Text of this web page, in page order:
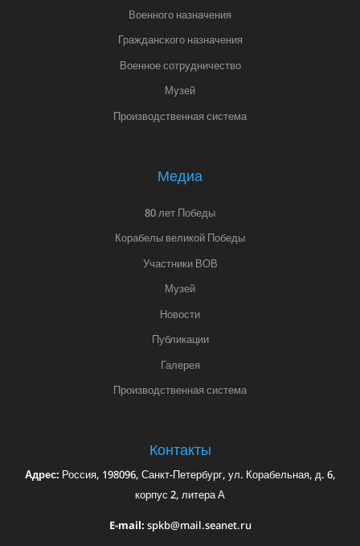
Военного назначения
Гражданского назначения
Военное сотрудничество
Музей
Производственная система
Медиа
80 лет Победы
Корабелы великой Победы
Участники ВОВ
Музей
Новости
Публикации
Галерея
Производственная система
Контакты
Адрес: Россия, 198096, Санкт-Петербург, ул. Корабельная, д. 6,
корпус 2, литера А
E-mail: spkb@mail.seanet.ru